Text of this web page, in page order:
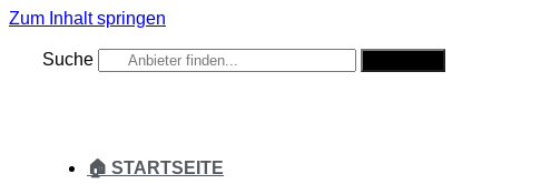
Zum Inhalt springen
Suche
🏠 STARTSEITE